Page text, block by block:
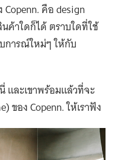
คือ design
ค้าใดก็ได้ ตราบใดที่ใช้
การณ์ใหม่ๆ ให้กับ
และเขาพร้อมแล้วที่จะ
ของ Copenn. ให้เราฟัง